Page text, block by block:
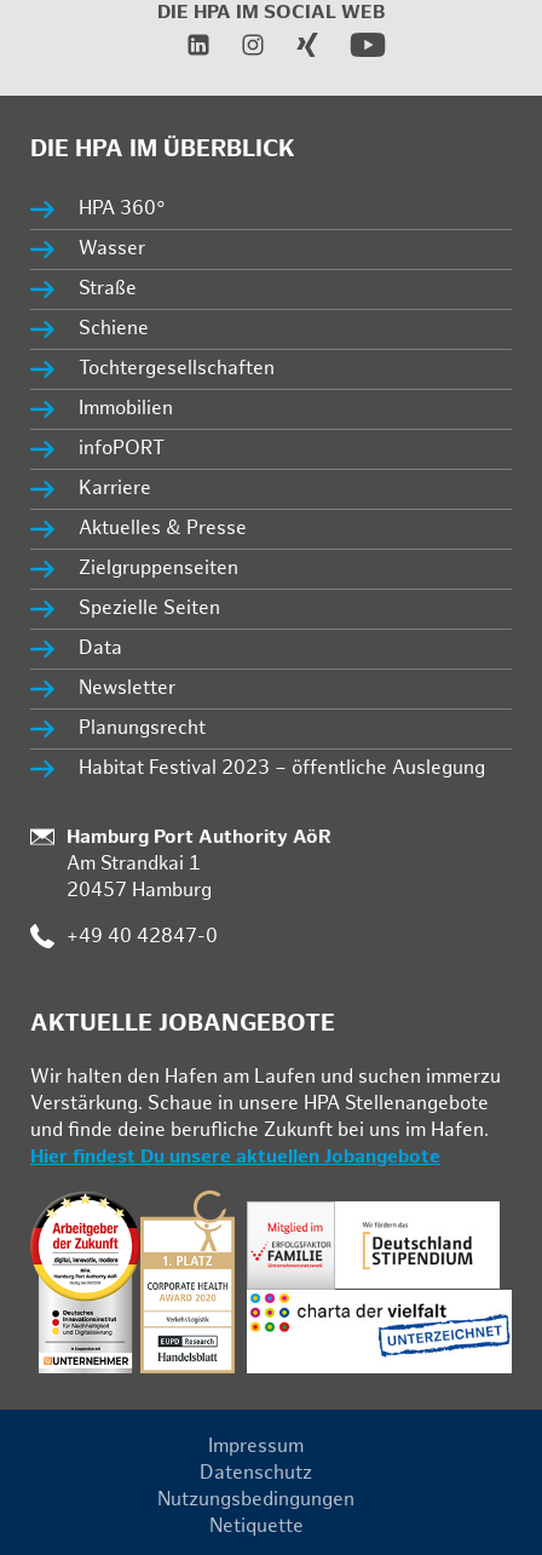
DIE HPA IM SOCIAL WEB
DIE HPA IM ÜBERBLICK
HPA 360°
Wasser
Straße
Schiene
Tochtergesellschaften
Immobilien
infoPORT
Karriere
Aktuelles & Presse
Zielgruppenseiten
Spezielle Seiten
Data
Newsletter
Planungsrecht
Habitat Festival 2023 – öffentliche Auslegung
:
Hamburg Port Authority AöR
Am Strandkai 1
20457 Hamburg
: +49 40 42847-0
AKTUELLE JOBANGEBOTE
Wir hal­ten den Ha­fen am Lau­fen und su­chen im­mer­zu
Ver­stär­kung. Schau­e in un­se­re HPA Stel­len­an­ge­bo­te
und fin­de deine be­ruf­li­che Zu­kunft bei uns im Ha­fen.
Hier findest Du unsere aktuellen Jobangebote
Impressum
Datenschutz
Nutzungsbedingungen
Netiquette